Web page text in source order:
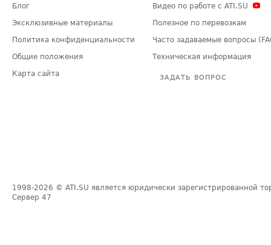
Блог
Эксклюзивные материалы
Политика конфиденциальности
Общие положения
Карта сайта
Видео по работе с ATI.SU
Полезное по перевозкам
Часто задаваемые вопросы
Техническая информация
ЗАДАТЬ ВОПРОС
1998-2026 © ATI.SU является юридически зарегистрированной
Сервер 47